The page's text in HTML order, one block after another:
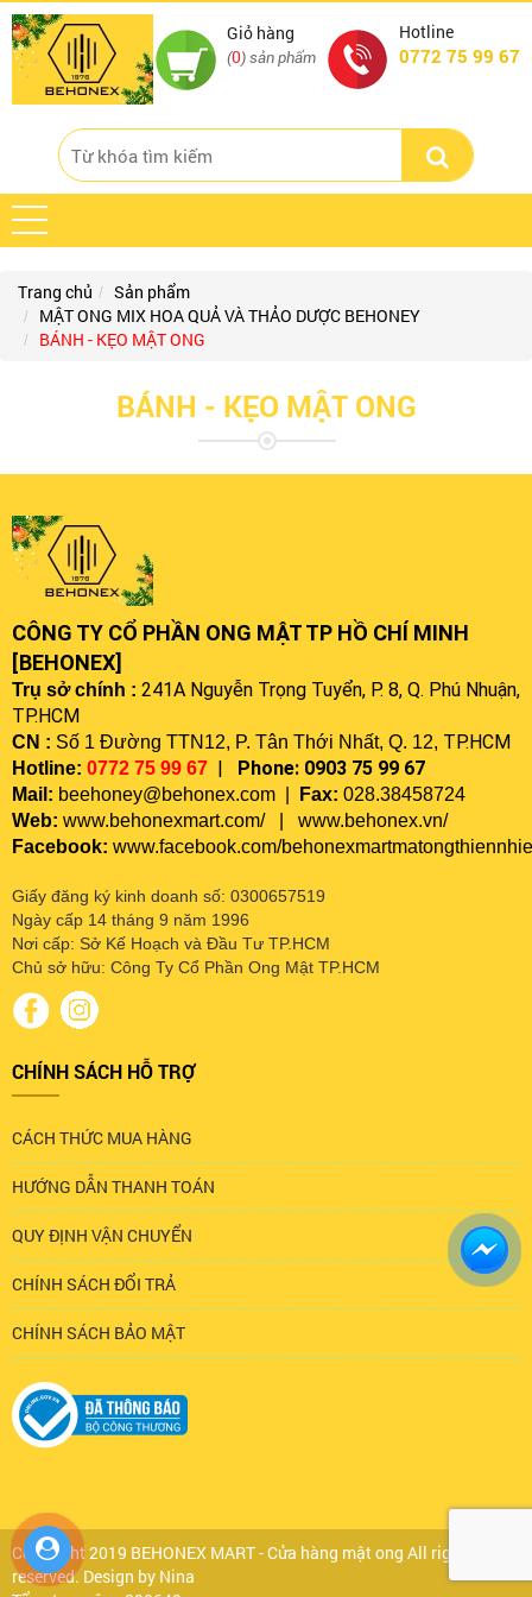
Giỏ hàng
(0) sản phẩm
Hotline
0772 75 99 67
Trang chủ
Sản phẩm
MẬT ONG MIX HOA QUẢ VÀ THẢO DƯỢC BEHONEY
BÁNH - KẸO MẬT ONG
BÁNH - KẸO MẬT ONG
CÔNG TY CỔ PHẦN ONG MẬT TP HỒ CHÍ MINH
[BEHONEX]
Trụ sở chính : 241A Nguyễn Trọng Tuyển, P. 8, Q. Phú Nhuận,
TP.HCM
CN : Số 1 Đường TTN12, P. Tân Thới Nhất, Q. 12, TP.HCM
Hotline: 0772 75 99 67 | Phone: 0903 75 99 67
Mail: beehoney@behonex.com | Fax: 028.38458724
Web: www.behonexmart.com/| www.behonex.vn/
Facebook: www.facebook.com/
Giấy đăng ký kinh doanh số: 0300657519
Ngày cấp 14 tháng 9 năm 1996
Nơi cấp: Sở Kế Hoạch và Đầu Tư TP.HCM
Chủ sở hữu: Công Ty Cổ Phần Ong Mật TP.HCM
CHÍNH SÁCH HỖ TRỢ
CÁCH THỨC MUA HÀNG
HƯỚNG DẪN THANH TOÁN
QUY ĐỊNH VẬN CHUYỂN
CHÍNH SÁCH ĐỔI TRẢ
CHÍNH SÁCH BẢO MẬT
Copyright 2019 BEHONEX MART - Cửa hàng mật ong All rights
reserved. Design by Nina